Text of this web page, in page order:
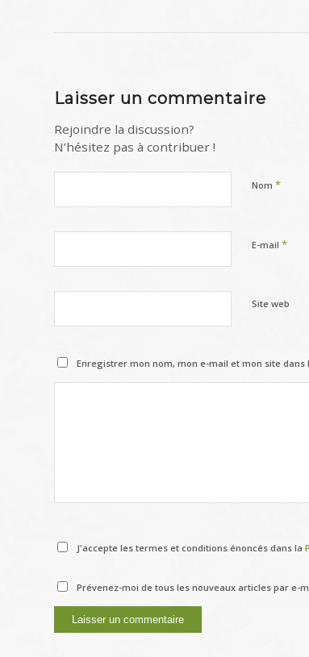
Laisser un commentaire
Rejoindre la discussion?
N’hésitez pas à contribuer !
Nom *
E-mail *
Site web
Enregistrer mon nom, mon e-mail et mon site
J'accepte les termes et conditions énoncés dans la
Prévenez-moi de tous les nouveaux articles par e-